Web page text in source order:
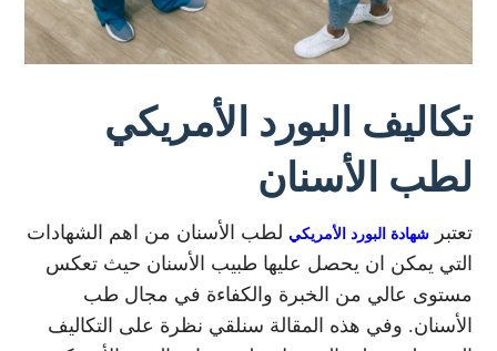
تكاليف البورد الأمريكي
لطب الأسنان
تعتبرشهادة البورد الأمريكي لطب الأسنان من اهم الشهادات
التي يمكن ان يحصل عليها طبيب الأسنان حيث تعكس
مستوى عالي من الخبرة والكفاءة في مجال طب
الأسنان. وفي هذه المقالة سنلقي نظرة على التكاليف